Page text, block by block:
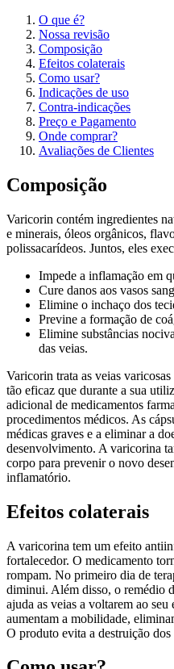
O que é?
Nossa revisão
Composição
Efeitos colaterais
Como usar?
Indicações de uso
Contra-indicações
Preço e Pagamento
Onde comprar?
Avaliações de Clientes
Composição
Varicorin contém ingredientes
e minerais, óleos orgânicos,
polissacarídeos. Juntos, eles
Impede a inflamação em
Cure danos aos vasos
Elimine o inchaço dos
Previne a formação de
Elimine substâncias
das veias.
Varicorin trata as veias
tão eficaz que durante a sua
adicional de medicamentos
procedimentos médicos. As
médicas graves e a eliminar a
desenvolvimento. A varicorina
corpo para prevenir o novo
inflamatório.
Efeitos colaterais
A varicorina tem um efeito
fortalecedor. O medicamento
rompam. No primeiro dia de
diminui. Além disso, o remédio
ajuda as veias a voltarem ao seu
aumentam a mobilidade,
O produto evita a destruição